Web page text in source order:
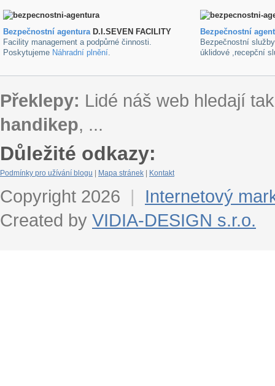
Bezpečnostní agenturaD.I.SEVEN FACILITY
Facility management a podpůrné činnosti.
Poskytujeme Náhradní plnění.
Bezpečnostní
Bezpečnostní
úklidové ,recepční
Překlepy: Lidé náš web hledají
handikep, ...
Důležité odkazy:
Podmínky pro užívání blogu Mapa stránek Kontakt
Copyright 2026 |
Internetový
Created by VIDIA-DESIGN s.r.o.